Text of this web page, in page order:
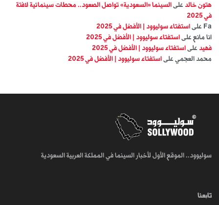
هتون خالد على السينما «السعودية» تواصل الصعود.. محطات سينمائية لافتة
في 2025
Fa على استفتاء سوليوود | الأفضل في 2025
انا مانع على استفتاء سوليوود | الأفضل في 2025
فهيد على استفتاء سوليوود | الأفضل في 2025
محمد العجمي على استفتاء سوليوود | الأفضل في 2025
سوليوود.. الموقع الأول لأخبار السينما في المملكة العربية السعودية
تابعنا